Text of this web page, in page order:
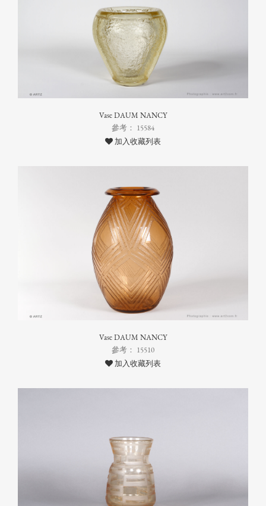
Vase DAUM NANCY
參考： 15584
加入收藏列表
Vase DAUM NANCY
參考： 15510
加入收藏列表